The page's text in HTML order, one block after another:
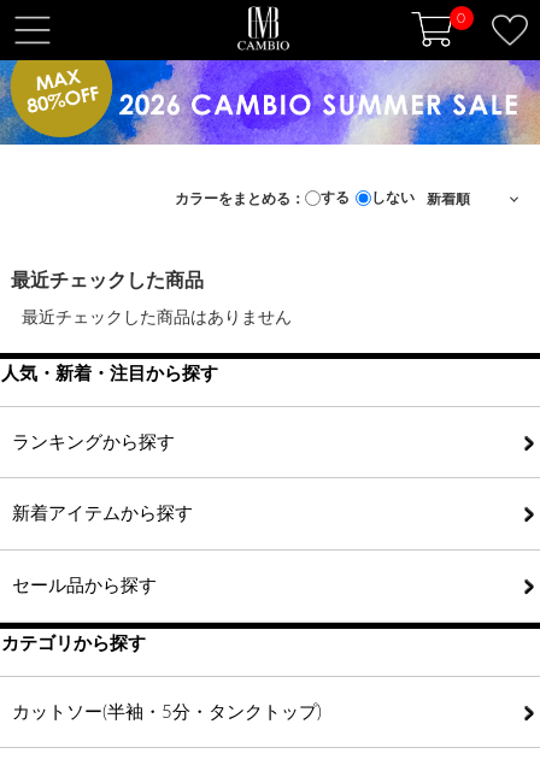
0
t
o
g
l
v
i
g
a
t
i
o
カラーをまとめる： する しない
最近チェックした商品
最近チェックした商品はありません
人気・新着・注目から探す
ランキングから探す
新着アイテムから探す
セール品から探す
カテゴリから探す
カットソー(半袖・5分・タンクトップ)